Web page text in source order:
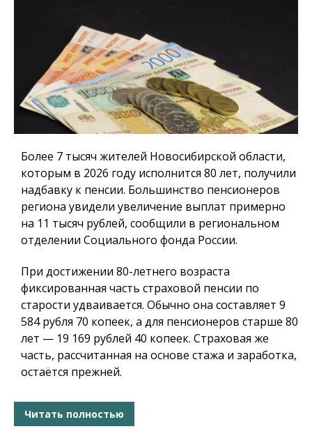
Более 7 тысяч жителей Новосибирской области,
которым в 2026 году исполнится 80 лет, получили
надбавку к пенсии. Большинство пенсионеров
региона увидели увеличение выплат примерно
на 11 тысяч рублей, сообщили в региональном
отделении Социального фонда России.
При достижении 80-летнего возраста
фиксированная часть страховой пенсии по
старости удваивается. Обычно она составляет 9
584 рубля 70 копеек, а для пенсионеров старше 80
лет — 19 169 рублей 40 копеек. Страховая же
часть, рассчитанная на основе стажа и заработка,
остаётся прежней.
Читать полностью